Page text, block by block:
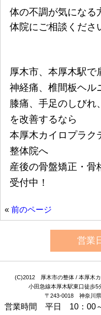
体の不調が気になる
体院にご相談くださ
厚木市、本厚木駅で
神経痛、椎間板ヘル
膝痛、手足のしびれ
を改善するなら
本厚木カイロプラク
整体院へ
産後の骨盤矯正・骨
受付中！
« 前のページ
営業
(C)2012 厚木市の整体 / 本厚木
小田急線本厚木駅東口徒歩
〒243-0018 神奈川
営業時間 平日 10：00